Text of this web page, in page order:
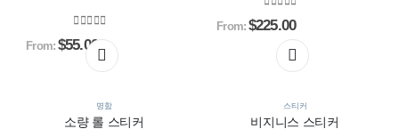
page
page
0out of 5
From: $55.00
product
page
product
page
0out of 5
From: $225.00
This
multiple
variants.
This
multiple
variants.
명함
소량 롤 스티커
This
multiple
variants.
This
multiple
variants.
스티커
비지니스 스티커